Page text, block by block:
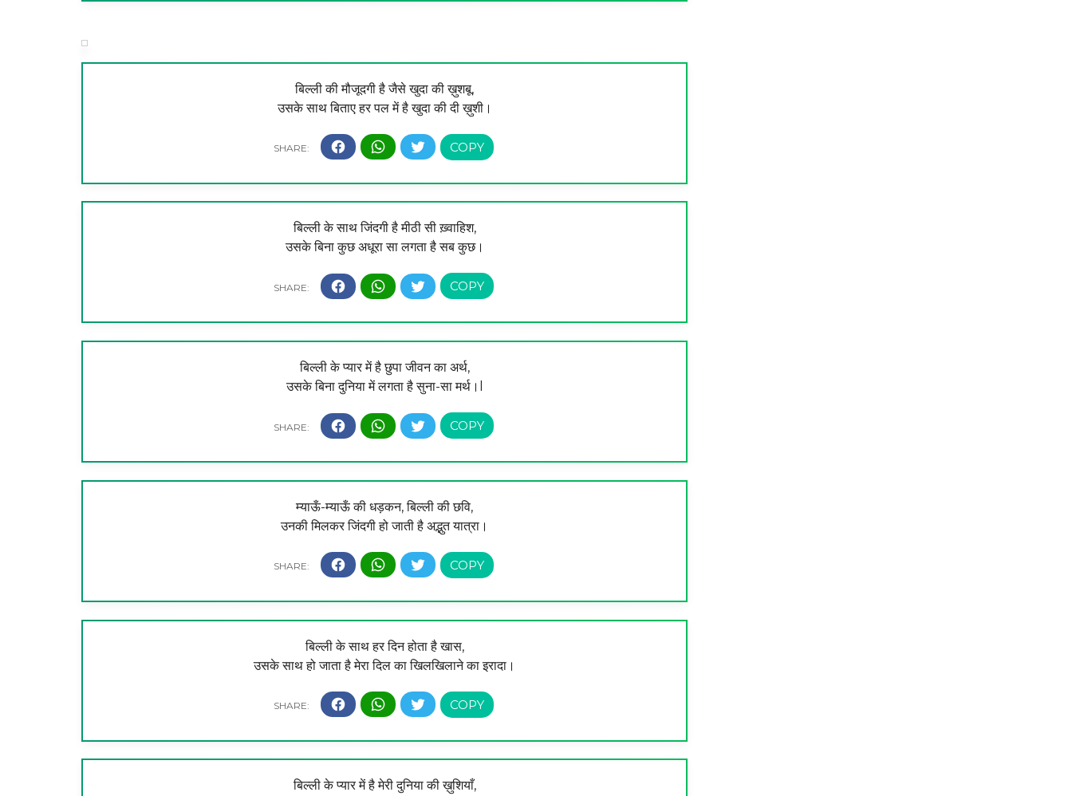
बिल्ली की मौजूदगी है जैसे खुदा की ख़ुशबू,
उसके साथ बिताए हर पल में है खुदा की दी ख़ुशी।
बिल्ली के साथ जिंदगी है मीठी सी ख़्वाहिश,
उसके बिना कुछ अधूरा सा लगता है सब कुछ।
बिल्ली के प्यार में है छुपा जीवन का अर्थ,
उसके बिना दुनिया में लगता है सुना-सा मर्थ।l
म्याऊँ-म्याऊँ की धड़कन, बिल्ली की छवि,
उनकी मिलकर जिंदगी हो जाती है अद्भुत यात्रा।
बिल्ली के साथ हर दिन होता है खास,
उसके साथ हो जाता है मेरा दिल का खिलखिलाने का इरादा।
बिल्ली के प्यार में है मेरी दुनिया की ख़ुशियाँ,